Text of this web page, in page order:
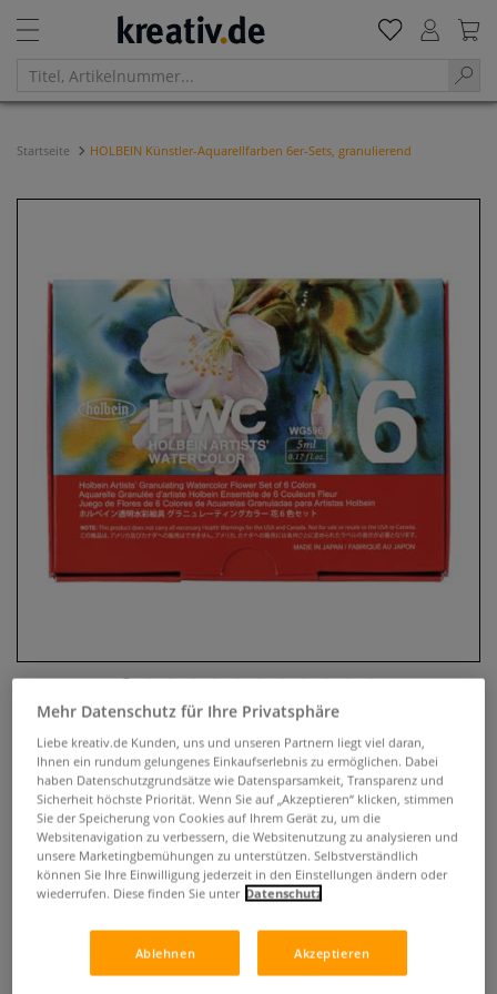
Startseite HOLBEIN Künstler-Aquarellfarben 6er-Sets, granulierend
HOLBEIN Künstler-Aquarellfarben
6er-Sets, granulierend
0 Bewertungen
Granulierende Aquarellfarben auf höchstem Niveau: Die
HOLBEIN Künstler-Aquarellfarben-Sets vereinen feinste
Themen-Sets für einzigartige Farbeffekte in 6 x 5 ml Tuben.
Mehr Datenschutz für Ihre Privatsphäre
Liebe kreativ.de Kunden, uns und unseren Partnern liegt viel daran,
Ihnen ein rundum gelungenes Einkaufserlebnis zu ermöglichen. Dabei
haben Datenschutzgrundsätze wie Datensparsamkeit, Transparenz und
Sicherheit höchste Priorität. Wenn Sie auf „Akzeptieren“ klicken, stimmen
Sie der Speicherung von Cookies auf Ihrem Gerät zu, um die
Websitenavigation zu verbessern, die Websitenutzung zu analysieren und
unsere Marketingbemühungen zu unterstützen. Selbstverständlich
können Sie Ihre Einwilligung jederzeit in den Einstellungen ändern oder
wiederrufen. Diese finden Sie unter Datenschutz
Ablehnen Akzeptieren